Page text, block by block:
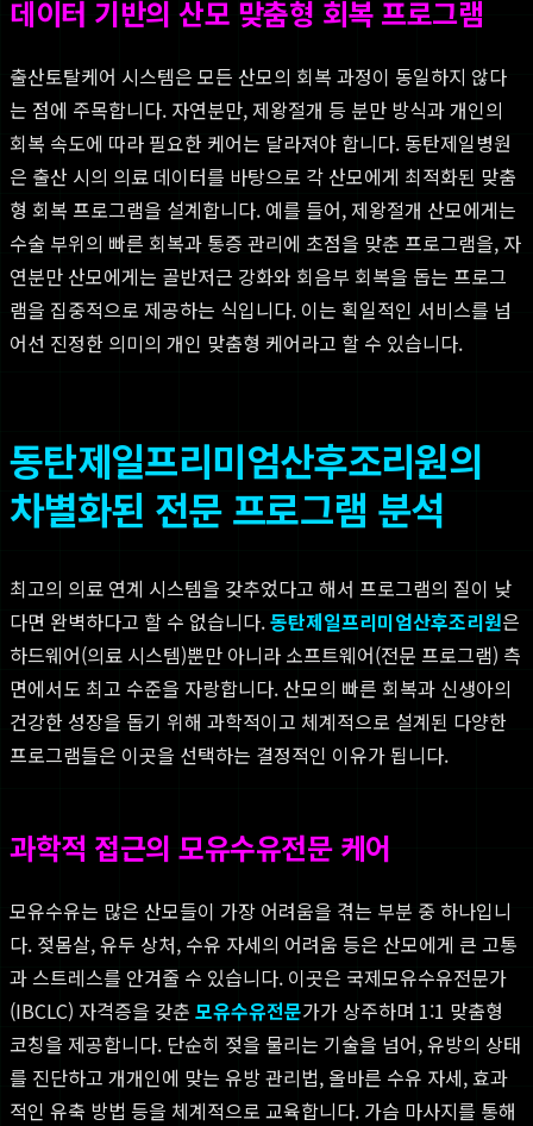
데이터 기반의 산모 맞춤형 회복 프로그램
출산토탈케어 시스템은 모든 산모의 회복 과정이 동일하지 않다
는 점에 주목합니다. 자연분만, 제왕절개 등 분만 방식과 개인의
회복 속도에 따라 필요한 케어는 달라져야 합니다. 동탄제일병원
은 출산 시의 의료 데이터를 바탕으로 각 산모에게 최적화된 맞춤
형 회복 프로그램을 설계합니다. 예를 들어, 제왕절개 산모에게는
수술 부위의 빠른 회복과 통증 관리에 초점을 맞춘 프로그램을, 자
연분만 산모에게는 골반저근 강화와 회음부 회복을 돕는 프로그
램을 집중적으로 제공하는 식입니다. 이는 획일적인 서비스를 넘
어선 진정한 의미의 개인 맞춤형 케어라고 할 수 있습니다.
동탄제일프리미엄산후조리원의
차별화된 전문 프로그램 분석
최고의 의료 연계 시스템을 갖추었다고 해서 프로그램의 질이 낮
다면 완벽하다고 할 수 없습니다.동탄제일프리미엄산후조리원은
하드웨어(의료 시스템)뿐만 아니라 소프트웨어(전문 프로그램) 측
면에서도 최고 수준을 자랑합니다. 산모의 빠른 회복과 신생아의
건강한 성장을 돕기 위해 과학적이고 체계적으로 설계된 다양한
프로그램들은 이곳을 선택하는 결정적인 이유가 됩니다.
과학적 접근의 모유수유전문 케어
모유수유는 많은 산모들이 가장 어려움을 겪는 부분 중 하나입니
다. 젖몸살, 유두 상처, 수유 자세의 어려움 등은 산모에게 큰 고통
과 스트레스를 안겨줄 수 있습니다. 이곳은 국제모유수유전문가
(IBCLC) 자격증을 갖춘 모유수유전문가가 상주하며 1:1 맞춤형
코칭을 제공합니다. 단순히 젖을 물리는 기술을 넘어, 유방의 상태
를 진단하고 개개인에 맞는 유방 관리법, 올바른 수유 자세, 효과
적인 유축 방법 등을 체계적으로 교육합니다. 가슴 마사지를 통해